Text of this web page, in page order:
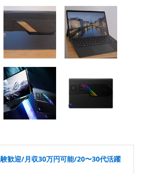
歓迎/月収30万円可能/20〜30代活躍